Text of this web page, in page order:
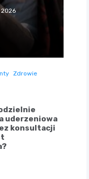
2026
Zdrowie
uderzeniowa
konsultacji